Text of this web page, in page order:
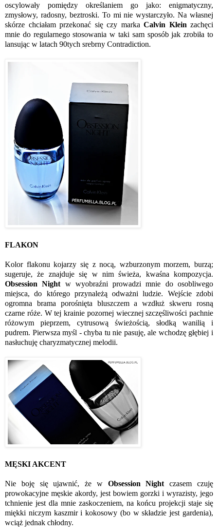
oscylowały pomiędzy określaniem go jako: enigmatyczny,
zmysłowy, radosny, beztroski. To mi nie wystarczyło. Na własnej
skórze chciałam przekonać się czy marka Calvin Klein zachęci
mnie do regularnego stosowania w taki sam sposób jak zrobiła to
lansując w latach 90tych srebrny Contradiction.
FLAKON
Kolor flakonu kojarzy się z nocą, wzburzonym morzem, burzą;
sugeruje, że znajduje się w nim świeża, kwaśna kompozycja.
Obsession Night w wyobraźni prowadzi mnie do osobliwego
miejsca, do którego przynależą odważni ludzie. Wejście zdobi
ogromna brama porośnięta bluszczem a wzdłuż skweru rosną
czarne róże. W tej krainie pozornej wiecznej szczęśliwości pachnie
różowym pieprzem, cytrusową świeżością, słodką wanilią i
pudrem. Pierwsza myśl - chyba tu nie pasuję, ale wchodzę głębiej i
nasłuchuję charyzmatycznej melodii.
MĘSKI AKCENT
Nie boję się ujawnić, że w Obsession Night czasem czuję
prowokacyjne męskie akordy, jest bowiem gorzki i wyrazisty, jego
tchnienie jest dla mnie zaskoczeniem, na końcu projekcji staje się
miękki niczym kaszmir i kokosowy (bo w składzie jest gardenia),
wciąż jednak chłodny.